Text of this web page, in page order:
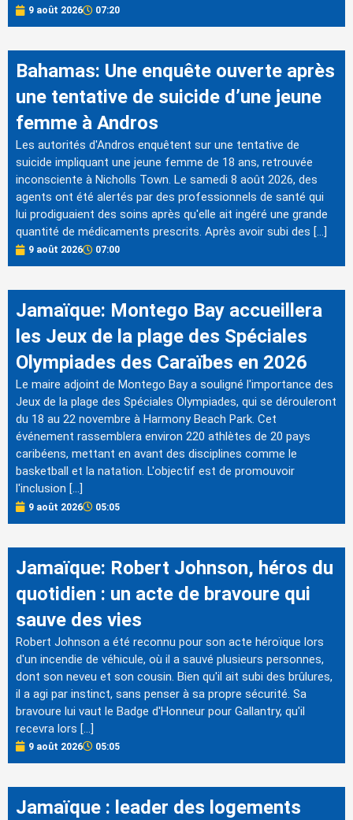
9 août 2026 07:20
Bahamas: Une enquête ouverte après
une tentative de suicide d’une jeune
femme à Andros
Les autorités d'Andros enquêtent sur une tentative de
suicide impliquant une jeune femme de 18 ans, retrouvée
inconsciente à Nicholls Town. Le samedi 8 août 2026, des
agents ont été alertés par des professionnels de santé qui
lui prodiguaient des soins après qu'elle ait ingéré une grande
quantité de médicaments prescrits. Après avoir subi des […]
9 août 2026 07:00
Jamaïque: Montego Bay accueillera
les Jeux de la plage des Spéciales
Olympiades des Caraïbes en 2026
Le maire adjoint de Montego Bay a souligné l'importance des
Jeux de la plage des Spéciales Olympiades, qui se dérouleront
du 18 au 22 novembre à Harmony Beach Park. Cet
événement rassemblera environ 220 athlètes de 20 pays
caribéens, mettant en avant des disciplines comme le
basketball et la natation. L'objectif est de promouvoir
l'inclusion […]
9 août 2026 05:05
Jamaïque: Robert Johnson, héros du
quotidien : un acte de bravoure qui
sauve des vies
Robert Johnson a été reconnu pour son acte héroïque lors
d'un incendie de véhicule, où il a sauvé plusieurs personnes,
dont son neveu et son cousin. Bien qu'il ait subi des brûlures,
il a agi par instinct, sans penser à sa propre sécurité. Sa
bravoure lui vaut le Badge d'Honneur pour Gallantry, qu'il
recevra lors […]
9 août 2026 05:05
Jamaïque : leader des logements